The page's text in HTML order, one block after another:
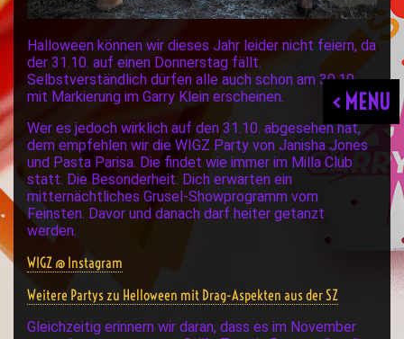
< MENU
Halloween können wir dieses Jahr leider nicht feiern, da
der 31.10. auf einen Donnerstag fällt.
Selbstverständlich dürfen alle auch schon am 30.10.
mit Markierung im Garry Klein erscheinen.
Wer es jedoch wirklich auf den 31.10. abgesehen hat,
dem empfehlen wir die WIGZ Party von Janisha Jones
und Pasta Parisa. Die findet wie immer im Milla Club
statt. Die Besonderheit. Dich erwarten ein
mitternächtliches Grusel-Showprogramm vom
Feinsten. Davor und danach darf heiter getanzt
werden.
WIGZ @ Instagram
Weitere Partys zu Helloween mit Drag-Aspekten aus der SZ
Gleichzeitig erinnern wir daran, dass es im November